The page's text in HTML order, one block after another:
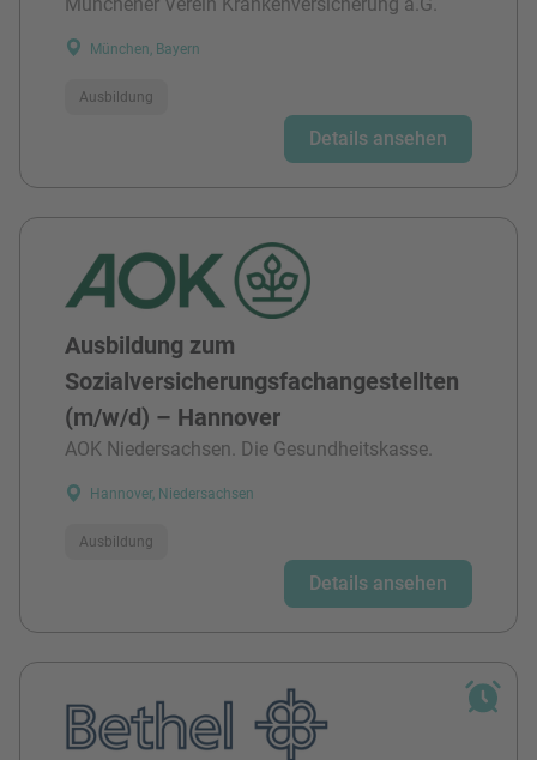
München, Bayern
Ausbildung
Details ansehen
Ausbildung zum
Sozialversicherungsfachangestellten
(m/w/d) – Hannover
AOK Niedersachsen. Die Gesundheitskasse.
Hannover, Niedersachsen
Ausbildung
Details ansehen